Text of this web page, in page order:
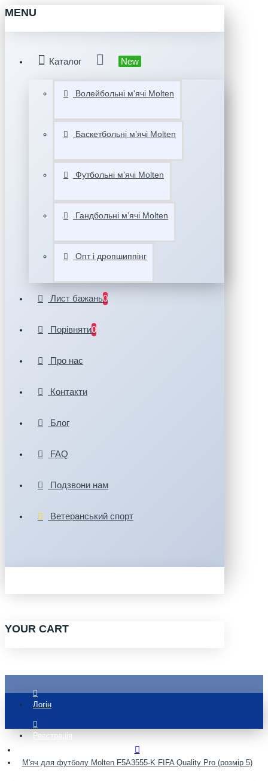
MENU
Каталог New
Волейбольні м'ячі Molten
Баскетбольні мʼячі Molten
Футбольні мʼячі Molten
Гандбольні мʼячі Molten
Опт і дропшиппінг
Лист бажань0
Порівняти0
Про нас
Контакти
Блог
FAQ
Подзвони нам
Ветеранський спорт
YOUR CART
Логін
Реєстрація
М'яч для футболу Molten F5A3555-K FIFA Quality Pro (розмір 5)